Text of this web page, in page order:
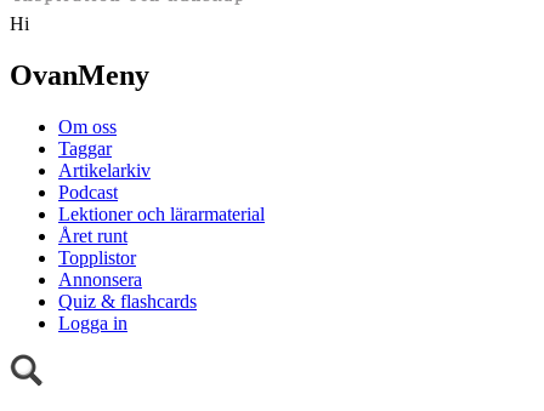
Hi
OvanMeny
Om oss
Taggar
Artikelarkiv
Podcast
Lektioner och lärarmaterial
Året runt
Topplistor
Annonsera
Quiz & flashcards
Logga in